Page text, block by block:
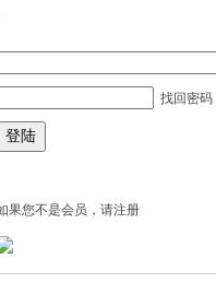
找回密码
果您不是会员，请注册